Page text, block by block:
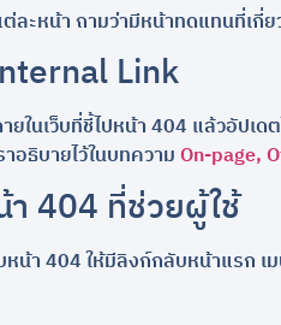
ละหน้า ถามว่ามีหน้าทดแทนที่เกี่
Link
ยในเว็บที่ชี้ไปหน้า 404 แล้วอัปเ
าอธิบายไว้ในบทความOn-page,
า 404 ที่ช่วยผู้ใช้
น้า 404 ให้มีลิงก์กลับหน้าแรก เ